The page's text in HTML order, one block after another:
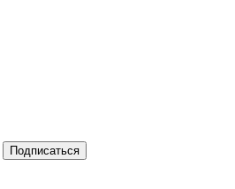
Подписаться